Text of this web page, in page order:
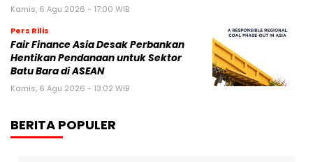
Kamis, 6 Agu 2026 - 17:00 WIB
Pers Rilis
Fair Finance Asia Desak Perbankan
Hentikan Pendanaan untuk Sektor
Batu Bara di ASEAN
Kamis, 6 Agu 2026 - 13:02 WIB
BERITA POPULER